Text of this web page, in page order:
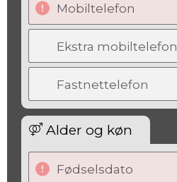
Mobiltelefon
Ekstra mobiltelefon
Fastnettelefon
Alder og køn
Fødselsdato